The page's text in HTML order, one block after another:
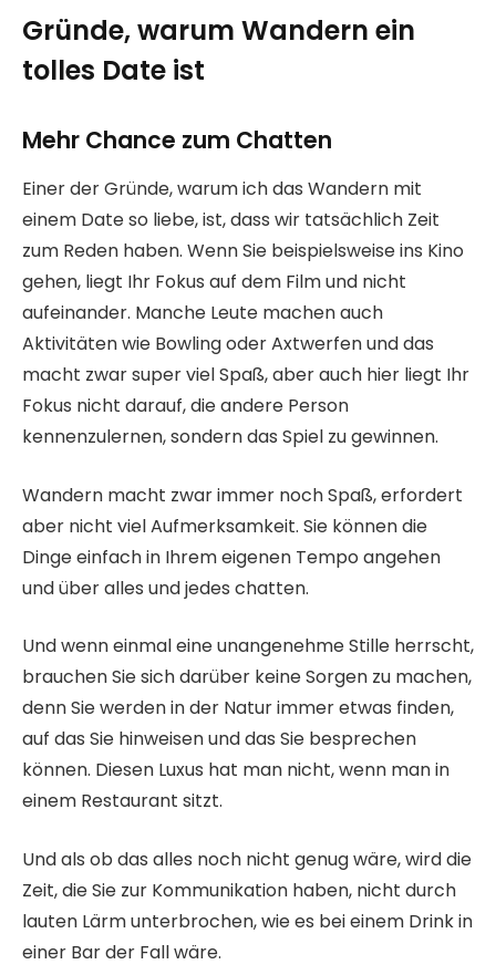
Gründe, warum Wandern ein
tolles Date ist
Mehr Chance zum Chatten
Einer der Gründe, warum ich das Wandern mit
einem Date so liebe, ist, dass wir tatsächlich Zeit
zum Reden haben. Wenn Sie beispielsweise ins Kino
gehen, liegt Ihr Fokus auf dem Film und nicht
aufeinander. Manche Leute machen auch
Aktivitäten wie Bowling oder Axtwerfen und das
macht zwar super viel Spaß, aber auch hier liegt Ihr
Fokus nicht darauf, die andere Person
kennenzulernen, sondern das Spiel zu gewinnen.
Wandern macht zwar immer noch Spaß, erfordert
aber nicht viel Aufmerksamkeit. Sie können die
Dinge einfach in Ihrem eigenen Tempo angehen
und über alles und jedes chatten.
Und wenn einmal eine unangenehme Stille herrscht,
brauchen Sie sich darüber keine Sorgen zu machen,
denn Sie werden in der Natur immer etwas finden,
auf das Sie hinweisen und das Sie besprechen
können. Diesen Luxus hat man nicht, wenn man in
einem Restaurant sitzt.
Und als ob das alles noch nicht genug wäre, wird die
Zeit, die Sie zur Kommunikation haben, nicht durch
lauten Lärm unterbrochen, wie es bei einem Drink in
einer Bar der Fall wäre.